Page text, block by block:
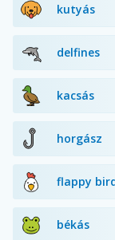
kutyás
delfines
kacsás
horgász
flappy
békás